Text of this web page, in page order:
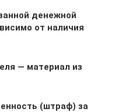
денежной
от наличия
— материал из
(штраф) за